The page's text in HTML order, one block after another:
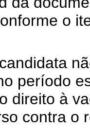
o
período
direito à
contra o